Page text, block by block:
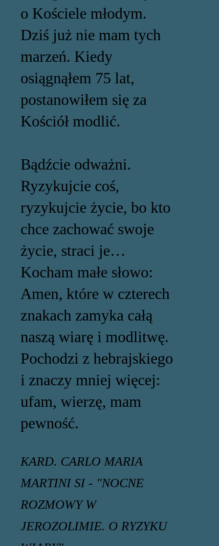
o Kościele młodym.
Dziś już nie mam tych
marzeń. Kiedy
osiągnąłem 75 lat,
postanowiłem się za
Kościół modlić.
Bądźcie odważni.
Ryzykujcie coś,
ryzykujcie życie, bo kto
chce zachować swoje
życie, straci je…
Kocham małe słowo:
Amen, które w czterech
znakach zamyka całą
naszą wiarę i modlitwę.
Pochodzi z hebrajskiego
i znaczy mniej więcej:
ufam, wierzę, mam
pewność.
KARD. CARLO MARIA
MARTINI SI - "NOCNE
ROZMOWY W
JEROZOLIMIE. O RYZYKU